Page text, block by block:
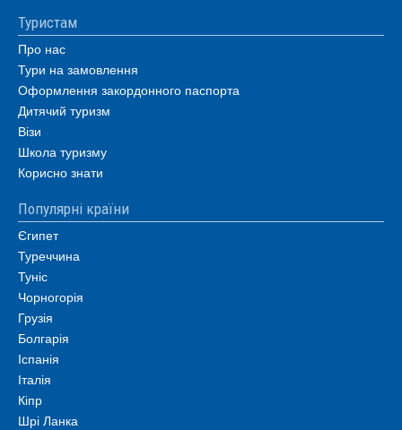
Туристам
Про нас
Тури на замовлення
Оформлення закордонного паспорта
Дитячий туризм
Візи
Школа туризму
Корисно знати
Популярні країни
Єгипет
Туреччина
Туніс
Чорногорія
Грузія
Болгарія
Іспанія
Італія
Кіпр
Шрі Ланка